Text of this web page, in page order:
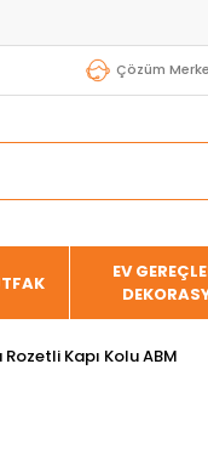
Çözüm
EV
Kapı Kolu ABM